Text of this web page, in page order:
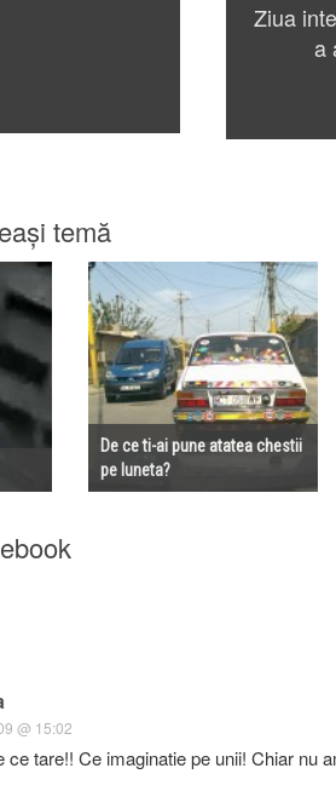
Ziua
a
temă
De ce ti-ai pune atatea chestii
pe luneta?
@ 15:02
ce tare!! Ce imaginatie pe unii! Chiar nu